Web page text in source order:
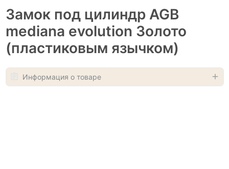
Замок под цилиндр AGB
mediana evolution Золото
(пластиковым язычком)
Информация о товаре